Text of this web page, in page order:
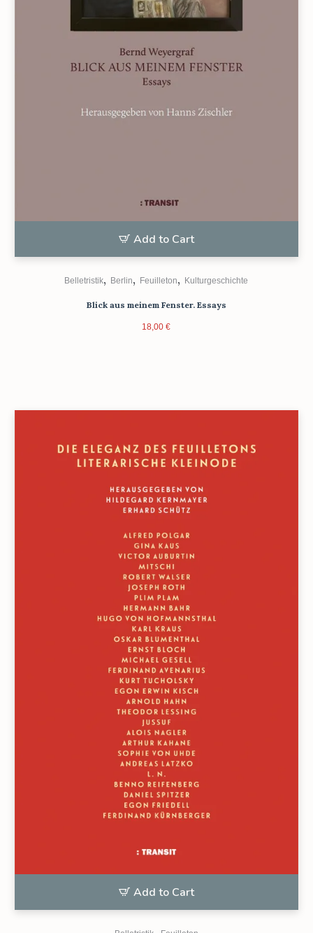
Add to Cart
Belletristik, Berlin, Feuilleton, Kulturgeschichte
Blick aus meinem Fenster. Essays
18,00 €
Add to Cart